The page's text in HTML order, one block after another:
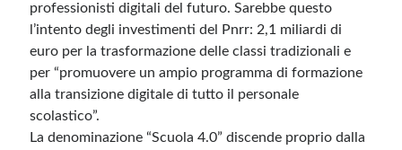
professionisti digitali del futuro. Sarebbe questo
l’intento degli investimenti del Pnrr: 2,1 miliardi di
euro per la trasformazione delle classi tradizionali e
per “promuovere un ampio programma di formazione
alla transizione digitale di tutto il personale
scolastico”.
La denominazione “Scuola 4.0” discende proprio dalla